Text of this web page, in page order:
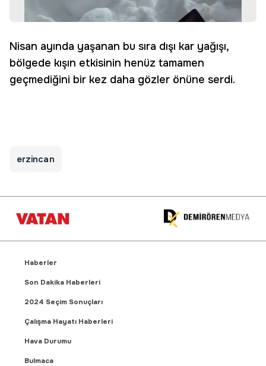
Nisan ayında yaşanan bu sıra dışı kar yağışı,
bölgede kışın etkisinin henüz tamamen
geçmediğini bir kez daha gözler önüne serdi.
erzincan
Haberler
Son Dakika Haberleri
2024 Seçim Sonuçları
Çalışma Hayatı Haberleri
Hava Durumu
Bulmaca